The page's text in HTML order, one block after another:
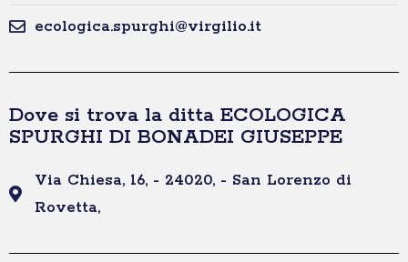
ecologica.spurghi@virgilio.it
Dove si trova la ditta ECOLOGICA
SPURGHI DI BONADEI GIUSEPPE
Via Chiesa, 16, - 24020, - San Lorenzo di
Rovetta,